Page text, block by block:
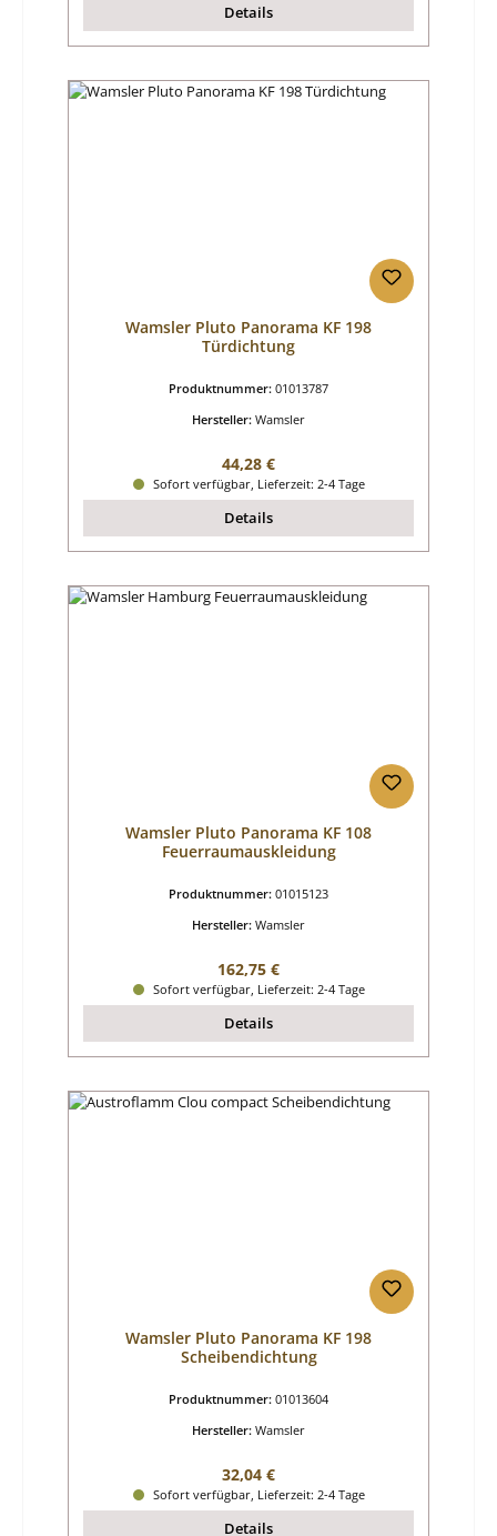
Details
Wamsler Pluto Panorama KF 198
Türdichtung
Produktnummer: 01013787
Hersteller: Wamsler
Regulärer Preis:
44,28 €
Sofort verfügbar, Lieferzeit: 2-4 Tage
Details
Wamsler Pluto Panorama KF 108
Feuerraumauskleidung
Produktnummer: 01015123
Hersteller: Wamsler
Regulärer Preis:
162,75 €
Sofort verfügbar, Lieferzeit: 2-4 Tage
Details
Wamsler Pluto Panorama KF 198
Scheibendichtung
Produktnummer: 01013604
Hersteller: Wamsler
Regulärer Preis:
32,04 €
Sofort verfügbar, Lieferzeit: 2-4 Tage
Details